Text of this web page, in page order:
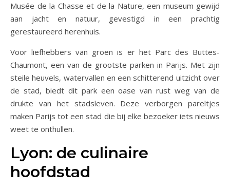
Musée de la Chasse et de la Nature, een museum gewijd
aan jacht en natuur, gevestigd in een prachtig
gerestaureerd herenhuis.
Voor liefhebbers van groen is er het Parc des Buttes-
Chaumont, een van de grootste parken in Parijs. Met zijn
steile heuvels, watervallen en een schitterend uitzicht over
de stad, biedt dit park een oase van rust weg van de
drukte van het stadsleven. Deze verborgen pareltjes
maken Parijs tot een stad die bij elke bezoeker iets nieuws
weet te onthullen.
Lyon: de culinaire
hoofdstad